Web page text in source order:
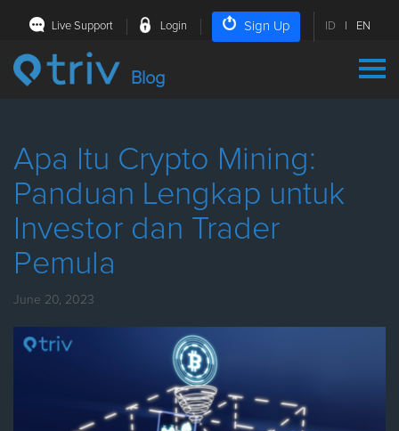
Live Support Login Sign Up ID EN
Blog
Apa Itu Crypto Mining:
Panduan Lengkap untuk
Investor dan Trader
Pemula
June 20, 2023